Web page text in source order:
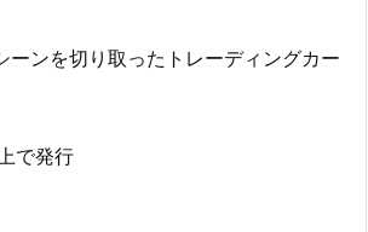
ンを切り取ったトレーディングカー
で発行